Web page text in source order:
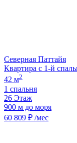
Северная Паттайя
Квартира с 1-й
42 м2
1 спальня
26 Этаж
900 м до моря
60 809 ₽ /мес